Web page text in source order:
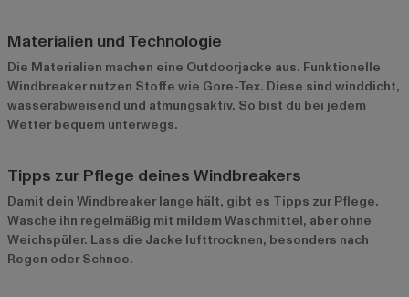
Materialien und Technologie
Die Materialien machen eine Outdoorjacke aus. Funktionelle
Windbreaker nutzen Stoffe wie Gore-Tex. Diese sind winddicht,
wasserabweisend und atmungsaktiv. So bist du bei jedem
Wetter bequem unterwegs.
Tipps zur Pflege deines Windbreakers
Damit dein Windbreaker lange hält, gibt es Tipps zur Pflege.
Wasche ihn regelmäßig mit mildem Waschmittel, aber ohne
Weichspüler. Lass die Jacke lufttrocknen, besonders nach
Regen oder Schnee.